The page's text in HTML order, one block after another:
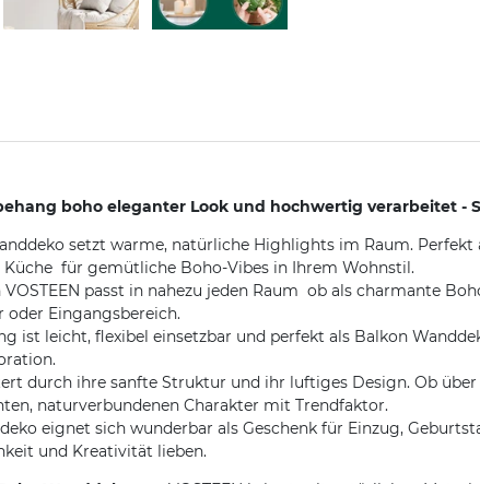
boho eleganter Look und hochwertig verarbeitet -
setzt warme, natürliche Highlights im Raum.
 für gemütliche Boho-Vibes in Ihrem Wohnstil.
passt in nahezu jeden Raum  ob als charmante
Eingangsbereich.
ist leicht, flexibel einsetzbar und perfekt als Balkon
durch ihre sanfte Struktur und ihr luftiges Design. Ob über
naturverbundenen Charakter mit Trendfaktor.
eignet sich wunderbar als Geschenk für Einzug,
und Kreativität lieben.